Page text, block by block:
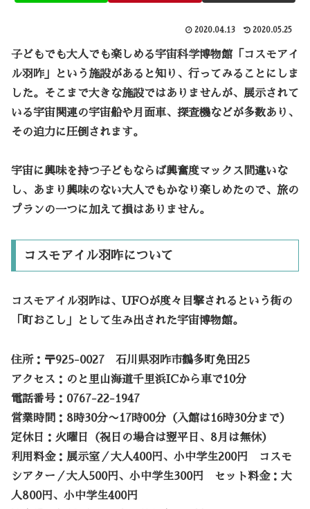
2020.04.13 2020.05.25
子どもでも大人でも楽しめる宇宙科学博物館「コスモアイ
ル羽咋」という施設があると知り、行ってみることにしま
した。そこまで大きな施設ではありませんが、展示されて
いる宇宙関連の宇宙船や月面車、探査機などが多数あり、
その迫力に圧倒されます。
宇宙に興味を持つ子どもならば興奮度マックス間違いな
し、あまり興味のない大人でもかなり楽しめたので、旅の
プランの一つに加えて損はありません。
コスモアイル羽咋について
コスモアイル羽咋は、UFOが度々目撃されるという街の
「町おこし」として生み出された宇宙博物館。
住所：〒925-0027 石川県羽咋市鶴多町免田25
アクセス：のと里山海道千里浜ICから車で10分
電話番号：0767-22-1947
営業時間：8時30分〜17時00分（入館は16時30分まで）
定休日：火曜日（祝日の場合は翌平日、8月は無休）
利用料金：展示室／大人400円、小中学生200円 コスモ
シアター／大人500円、小中学生300円 セット料金：大
人800円、小中学生400円